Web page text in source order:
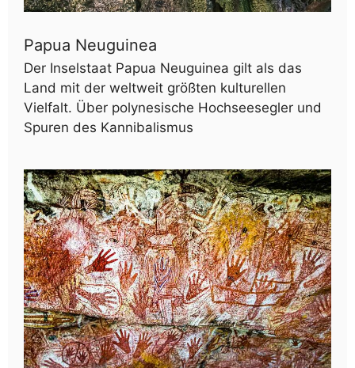
Papua Neuguinea
Der Inselstaat Papua Neuguinea gilt als das
Land mit der weltweit größten kulturellen
Vielfalt. Über polynesische Hochseesegler und
Spuren des Kannibalismus